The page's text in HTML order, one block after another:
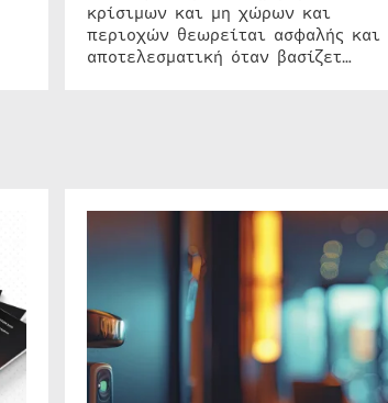
κρίσιμων και μη χώρων και
περιοχών θεωρείται ασφαλής και
αποτελεσματική όταν βασίζετ…